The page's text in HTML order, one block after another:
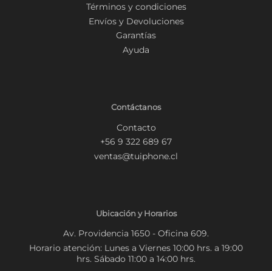
Términos y condiciones
Envíos y Devoluciones
Garantías
Ayuda
Contáctanos
Contacto
+56 9 322 689 67
ventas@tuiphone.cl
Ubicación y Horarios
Av. Providencia 1650 - Oficina 609.
Horario atención: Lunes a Viernes 10:00 hrs. a 19:00
hrs. Sábado 11:00 a 14:00 hrs.